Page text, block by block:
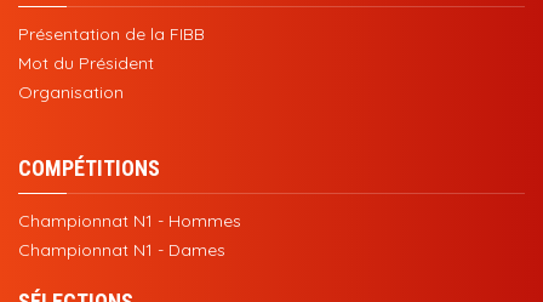
Présentation de la FIBB
Mot du Président
Organisation
COMPÉTITIONS
Championnat N1 - Hommes
Championnat N1 - Dames